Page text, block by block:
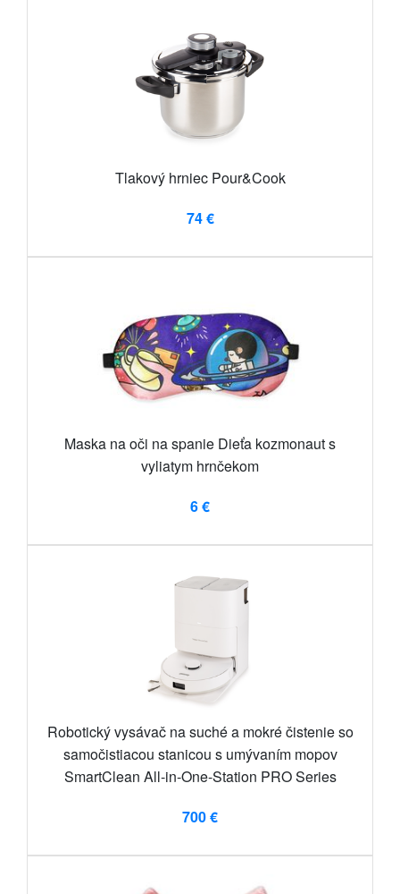
Tlakový hrniec Pour&Cook
74 €
Maska na oči na spanie Dieťa kozmonaut s
vyliatym hrnčekom
6 €
Robotický vysávač na suché a mokré čistenie so
samočistiacou stanicou s umývaním mopov
SmartClean All-in-One-Station PRO Series
700 €